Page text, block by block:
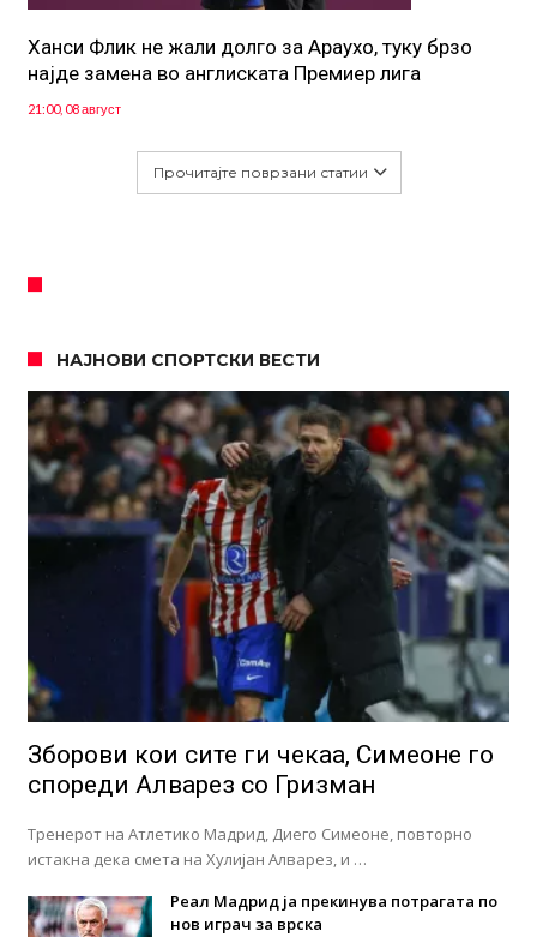
Ханси Флик не жали долго за Араухо, туку брзо
најде замена во англиската Премиер лига
21:00, 08 август
Прочитајте поврзани статии
НАЈНОВИ СПОРТСКИ ВЕСТИ
Зборови кои сите ги чекаа, Симеоне го
спореди Алварез со Гризман
Тренерот на Атлетико Мадрид, Диего Симеоне, повторно
истакна дека смета на Хулијан Алварез, и …
Реал Мадрид ја прекинува потрагата по
нов играч за врска